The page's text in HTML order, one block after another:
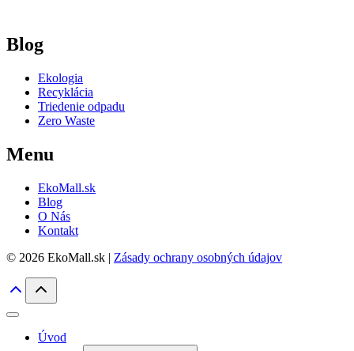
Blog
Ekologia
Recyklácia
Triedenie odpadu
Zero Waste
Menu
EkoMall.sk
Blog
O Nás
Kontakt
© 2026 EkoMall.sk | Zásady ochrany osobných údajov
Úvod